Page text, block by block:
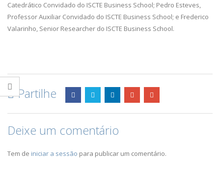
Catedrático Convidado do ISCTE Business School; Pedro Esteves,
Professor Auxiliar Convidado do ISCTE Business School; e Frederico
Valarinho, Senior Researcher do ISCTE Business School.
Partilhe
Deixe um comentário
Tem de iniciar a sessão para publicar um comentário.